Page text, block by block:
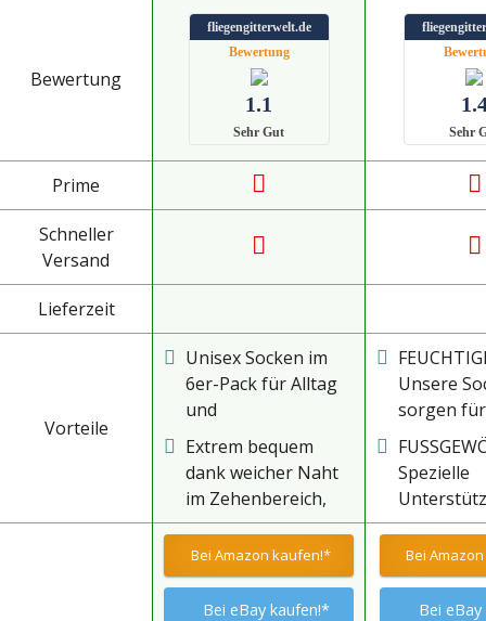
Bewertung
fliegengitterwelt.de
Bewertung
1.1
Sehr Gut Sehr
Prime
Schneller
Versand
Lieferzeit
Vorteile
Unisex Socken im
6er-Pack für Alltag
und
Sportaktivitäten.
Extrem bequem
dank weicher Naht
im Zehenbereich,
die Hautirritationen
verhindert.
Unsere
sorgen für
optimalen
und
trocken.
Spezielle
für
Komfort
perfekte
Bei Amazon kaufen!*
Bei eBay kaufen!*
Bei
Bei